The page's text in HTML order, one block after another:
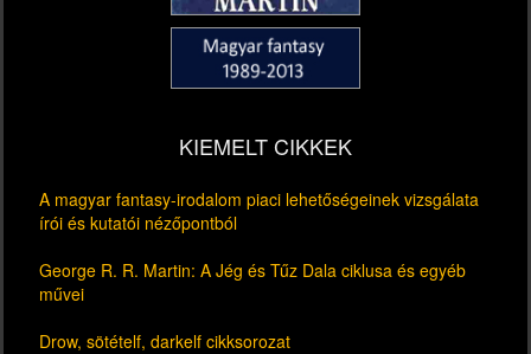
KIEMELT CIKKEK
A magyar fantasy-irodalom piaci lehetőségeinek vizsgálata
írói és kutatói nézőpontból
George R. R. Martin: A Jég és Tűz Dala ciklusa és egyéb
művei
Drow, sötételf, darkelf cikksorozat